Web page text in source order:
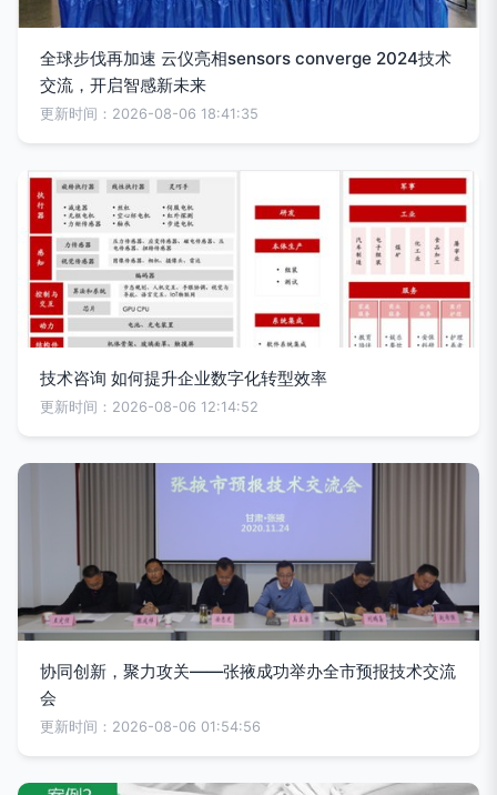
全球步伐再加速 云仪亮相sensors converge 2024技术
交流，开启智感新未来
更新时间：2026-08-06 18:41:35
技术咨询 如何提升企业数字化转型效率
更新时间：2026-08-06 12:14:52
协同创新，聚力攻关——张掖成功举办全市预报技术交流
会
更新时间：2026-08-06 01:54:56